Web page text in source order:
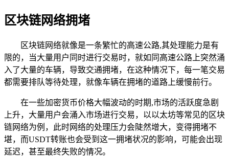
区块链网络拥堵
区块链网络就像是一条繁忙的高速公路,其处理能力是有
限的，当大量用户同时进行交易时，就如同高速公路上突然涌
入了大量的车辆，导致交通拥堵，在这种情况下，每一笔交易
都需要排队等待处理，就像车辆在拥堵的道路上缓慢前行。
在一些加密货币价格大幅波动的时期,市场的活跃度急剧
上升，大量用户会涌入市场进行交易，以以太坊等常见的区块
链网络为例，此时网络的处理压力会陡然增大，变得拥堵不
堪，而USDT转账也会受到这一拥堵状况的影响，可能会出现
延迟，甚至最终失败的情况。